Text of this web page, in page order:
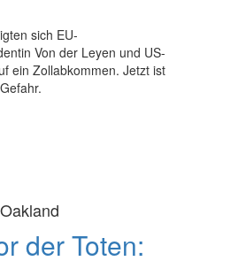
sich EU-
Von der Leyen und US-
ein Zollabkommen. Jetzt ist
der Toten: